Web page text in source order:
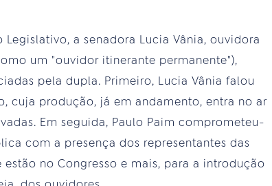
a senadora Lucia Vânia, ouvidora
um "ouvidor itinerante permanente"),
pela dupla. Primeiro, Lucia Vânia falou
cuja produção, já em andamento, entra no ar
Em seguida, Paulo Paim comprometeu-
com a presença dos representantes das
no Congresso e mais, para a introdução